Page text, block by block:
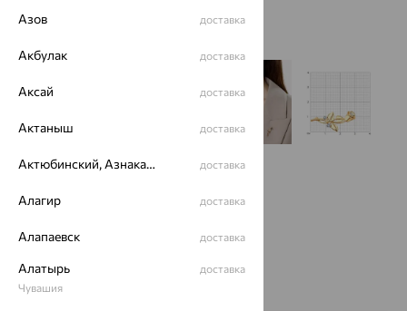
от 18 895
Азов доставка
Акбулак доставка
Аксай доставка
Актаныш доставка
Актюбинский, Азнакаевский район доставка
Алагир доставка
Алапаевск доставка
Алатырь
Чувашия
доставка